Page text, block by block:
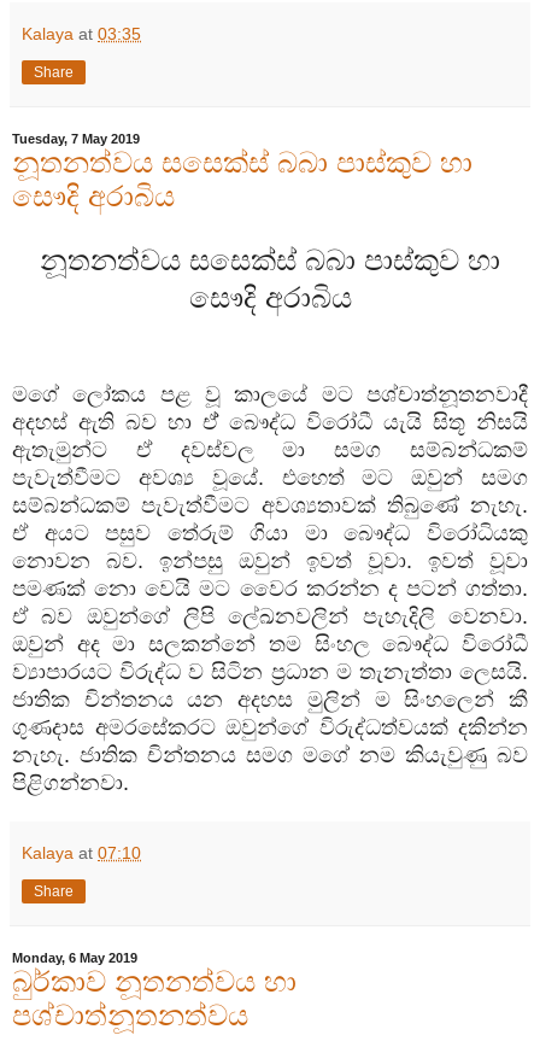
Kalaya at 03:35
Share
Tuesday, 7 May 2019
නූතනත්වය සසෙක්ස් බබා පාස්කුව හා
සෞදි අරාබිය
නූතනත්වය සසෙක්ස් බබා පාස්කුව හා
සෞදි අරාබිය
මගේ ලෝකය පළ වූ කාලයේ මට පශ්චාත්නූතනවාදී
අදහස් ඇති බව හා ඒ් බෞද්ධ විරෝධී යැයි සිතූ නිසයි
ඇතැමුන්ට ඒ දවස්වල මා සමග සම්බන්ධකම්
පැවැත්වීමට අවශ්‍ය වූයේ. එහෙත් මට ඔවුන් සමග
සම්බන්ධකම් පැවැත්වීමට අවශ්‍යතාවක් තිබුණේ නැහැ.
ඒ අයට පසුව තේරුම් ගියා මා බෞද්ධ විරෝධියකු
නොවන බව. ඉන්පසු ඔවුන් ඉවත් වූවා. ඉවත් වූවා
පමණක් නො වෙයි මට වෛර කරන්න ද පටන් ගත්තා.
ඒ බව ඔවුන්ගේ ලිපි ලේඛනවලින් පැහැදිලි වෙනවා.
ඔවුන් අද මා සලකන්නේ තම සිංහල බෞද්ධ විරෝධී
ව්‍යාපාරයට විරුද්ධ ව සිටින ප්‍රධාන ම තැනැත්තා ලෙසයි.
ජාතික චින්තනය යන අදහස මුලින් ම සිංහලෙන් කී
ගුණදාස අමරසේකරට ඔවුන්ගේ විරුද්ධත්වයක් දකින්න
නැහැ. ජාතික චින්තනය සමග මගේ නම කියැවුණු බව
පිළිගන්නවා.
Kalaya at 07:10
Share
Monday, 6 May 2019
බුර්කාව නූතනත්වය හා
පශ්චාත්නූතනත්වය